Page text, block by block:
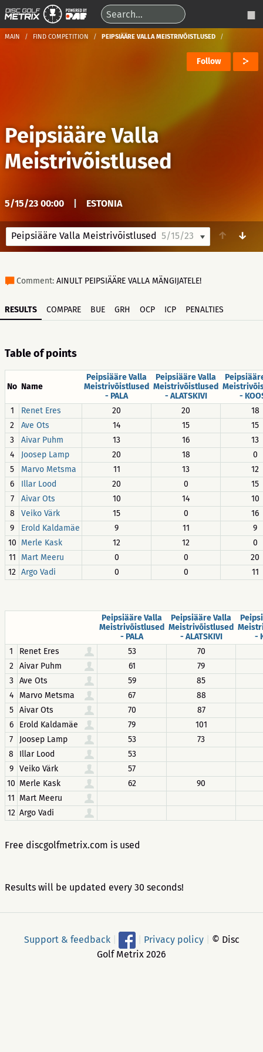
MAIN FIND COMPETITION PEIPSIÄÄRE VALLA MEISTRIVÕISTLUSED
Follow
Peipsiääre Valla
Meistrivõistlused
5/15/23 00:00 ESTONIA
Peipsiääre Valla Meistrivõistlused 5/15/23 ↑ ↓
Comment: AINULT PEIPSIÄÄRE VALLA MÄNGIJATELE!
RESULTS COMPARE BUE GRH OCP ICP PENALTIES
Table of points
No Name
Peipsiääre Valla
Meistrivõistlused
- PALA
Peipsiääre Valla
Meistrivõistlused
- ALATSKIVI
-
1
Renet Eres 20 20
18
2
Ave Ots 14 15
15
3
Aivar Puhm 13 16
13
4
Joosep Lamp 20 18
0
5
Marvo Metsma 11 13
12
6
Illar Lood 20 0
15
7
Aivar Ots 10 14
10
8
Veiko Värk 15 0
16
9
Erold Kaldamäe 9 11
9
10 Merle Kask 12 12
0
11
Mart Meeru 0 0
20
12 Argo Vadi 0 0 11
Peipsiääre Valla
Meistrivõistlused
- PALA
Peipsiääre Valla
Meistrivõistlused
- ALATSKIVI
-
1
Renet Eres 53
70
2
Aivar Puhm 61
79
3
Ave Ots 59
85
4
Marvo Metsma 67
88
5
Aivar Ots 70
87
6
Erold Kaldamäe 79
101
7
Joosep Lamp 53
73
8
Illar Lood
53
9
Veiko Värk
57
10 Merle Kask 62
90
11 Mart Meeru
12 Argo Vadi
Free discgolfmetrix.com is used
Results will be updated every 30 seconds!
Support & feedback Privacy policy
© Disc
Golf Metrix 2026